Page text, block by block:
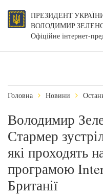
ПРЕЗИДЕНТ
ВОЛОДИМИР
Офіційне інтернет-
Головна Новини
Володимир
Стармер
які проходять
програмою
Британії